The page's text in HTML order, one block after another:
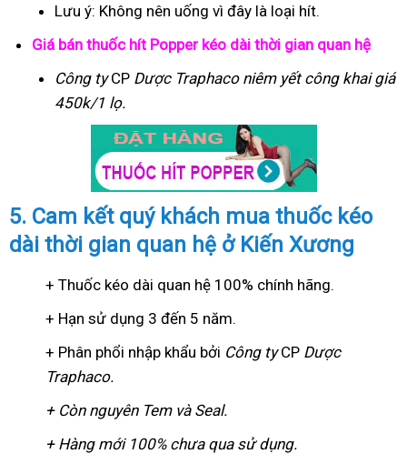
Lưu ý: Không nên uống vì đây là loại hít.
Giá bán thuốc hít Popper kéo dài thời gian quan hệ
Công tyCP Dược Traphaconiêm yết công khai giá
450k/1 lọ.
5. Cam kết quý khách mua thuốc kéo
dài thời gian quan hệ ở Kiến Xương
+ Thuốc kéo dài quan hệ 100% chính hãng.
+ Hạn sử dụng 3 đến 5 năm.
+ Phân phổi nhập khẩu bởi Công tyCP Dược
Traphaco.
+ Còn nguyên Tem và Seal.
+ Hàng mới 100% chưa qua sử dụng.